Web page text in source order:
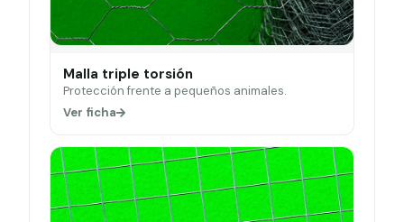
Malla triple torsión
Protección frente a pequeños animales.
Ver ficha